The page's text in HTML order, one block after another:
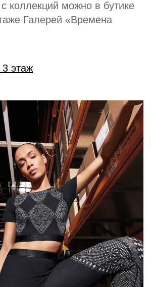
коллекций можно в бутике
Галерей «Времена
3 этаж